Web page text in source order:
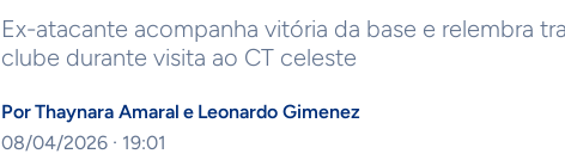
Ex-atacante acompanha vitória da base e relembra
clube durante visita ao CT celeste
PorThaynara Amaral e Leonardo Gimenez
08/04/2026 · 19:01